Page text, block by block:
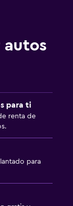
autos
para ti
renta de
para